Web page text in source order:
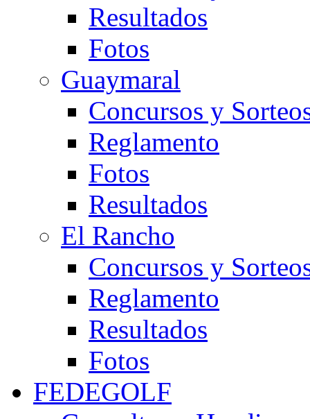
Resultados
Fotos
Guaymaral
Concursos y
Reglamento
Fotos
Resultados
El Rancho
Concursos y
Reglamento
Resultados
Fotos
FEDEGOLF